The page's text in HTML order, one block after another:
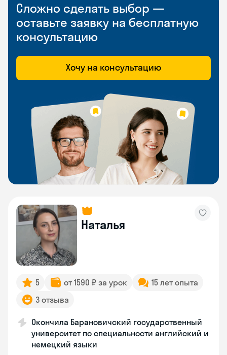
Сложно сделать выбор —
оставьте заявку на бесплатную
консультацию
Хочу на консультацию
Наталья
5 от 1590 ₽ за урок
15 лет опыта
3 отзыва
Окончила Барановичский государственный
университет по специальности английский и
немецкий языки